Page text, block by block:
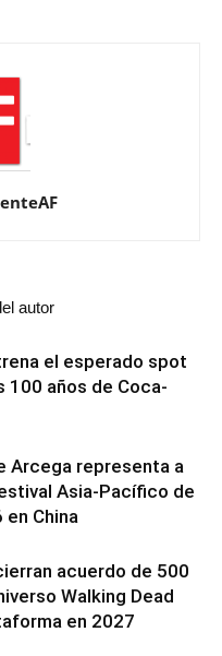
autor
el esperado spot
100 años de Coca-
Arcega representa a
Asia-Pacífico de
China
acuerdo de 500
Walking Dead
en 2027